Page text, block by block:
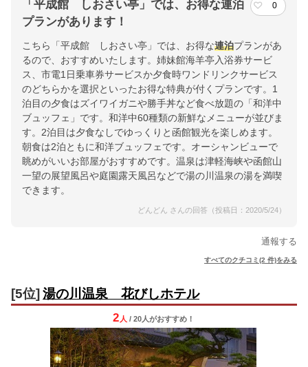
「平成館 しおさい亭」では、お得な連泊
プランがあります！
0
こちら「平成館 しおさい亭」では、お得な連泊プランがあ
るので、おすすめいたします。姉妹館海羊亭入浴券サービ
ス、市電1日乗車券サービスか夕食時ワンドリンクサービス
のどちらかを選択といったお得な特典が付くプランです。1
泊目の夕食はズイワイガニや勝手丼など食べ放題の「和洋中
ブュッフェ」です。和洋中60種類の新鮮なメニューが並びま
す。2泊目は夕食なしでゆっくりと函館観光を楽しめます。
朝食は2泊ともに和洋ブュッフェです。オーシャンビューで
眺めがいいお部屋がおすすめです。温泉は津軽海峡や函館山
一望の展望風呂や庭園露天風呂などで湯の川温泉の湯を満喫
できます。
どんどん さんの回答（投稿日：2020/5/24）
通報する
すべてのクチコミ(2 件)をみる
[5位] 湯の川温泉 花びしホテル
2 人 / 20人がおすすめ！